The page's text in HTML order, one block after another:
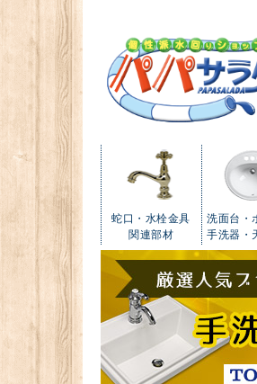
蛇口・水栓金具
関連部材
洗面台・
手洗器・